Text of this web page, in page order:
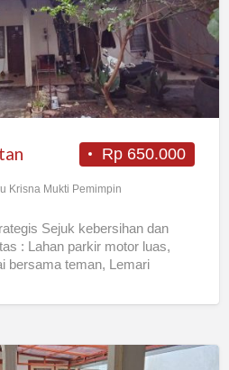
Rp 650.000
Krisna Mukti Pemimpin
Sejuk kebersihan dan
: Lahan parkir motor luas,
bersama teman, Lemari